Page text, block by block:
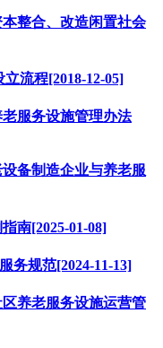
整合、改造闲置社会
流程[2018-12-05]
服务设施管理办法
备制造企业与养老服
南[2025-01-08]
务规范[2024-11-13]
养老服务设施运营管